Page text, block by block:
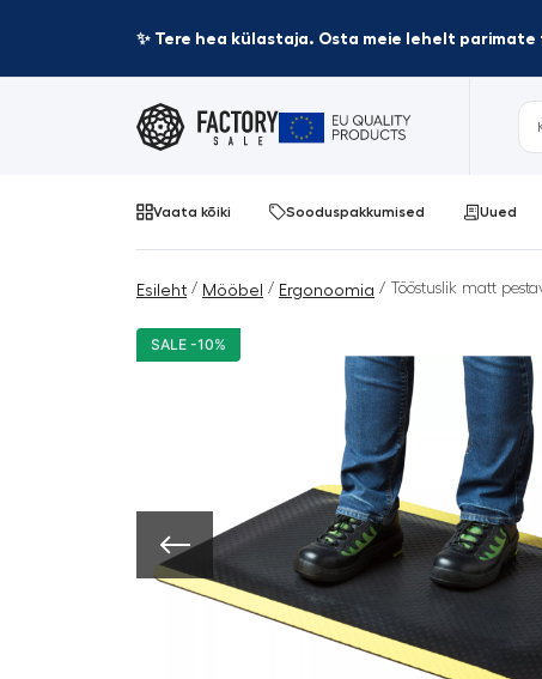
✨ Tere hea külastaja. Osta meie lehelt
Vaata kõiki Sooduspakkumised Uued
Esileht / Mööbel / Ergonoomia / Tööstuslik matt
SALE -10%